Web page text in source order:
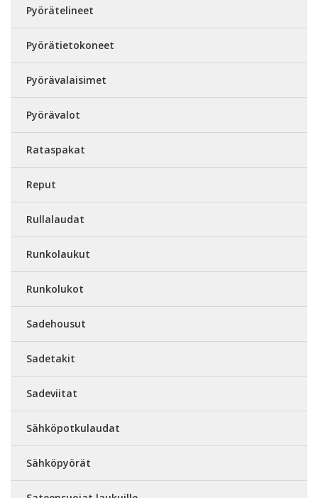
Pyörätelineet
Pyörätietokoneet
Pyörävalaisimet
Pyörävalot
Rataspakat
Reput
Rullalaudat
Runkolaukut
Runkolukot
Sadehousut
Sadetakit
Sadeviitat
Sähköpotkulaudat
Sähköpyörät